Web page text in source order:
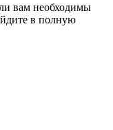
вам необходимы
в полную